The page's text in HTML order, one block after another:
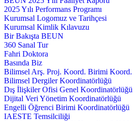
2025 Yılı Performans Programı
Kurumsal Logomuz ve Tarihçesi
Kurumsal Kimlik Kılavuzu
Bir Bakışta BEUN
360 Sanal Tur
Fahri Doktora
Basında Biz
Bilimsel Arş. Proj. Koord. Birimi Koord.
Bilimsel Dergiler Koordinatörlüğü
Dış İlişkiler Ofisi Genel Koordinatörlüğü
Dijital Veri Yönetim Koordinatörlüğü
Engelli Öğrenci Birimi Koordinatörlüğü
IAESTE Temsilciliği